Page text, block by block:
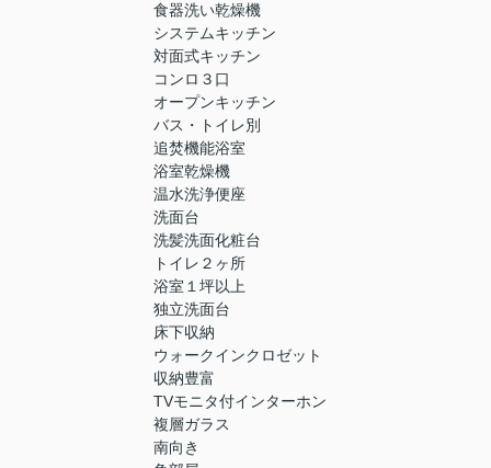
食器洗い乾燥機
システムキッチン
対面式キッチン
コンロ３口
オープンキッチン
バス・トイレ別
追焚機能浴室
浴室乾燥機
温水洗浄便座
洗面台
洗髪洗面化粧台
トイレ２ヶ所
浴室１坪以上
独立洗面台
床下収納
ウォークインクロゼット
収納豊富
TVモニタ付インターホン
複層ガラス
南向き